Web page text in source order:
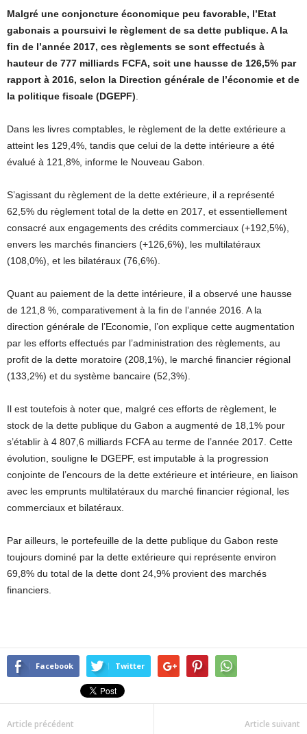
Malgré une conjoncture économique peu favorable, l’Etat
gabonais a poursuivi le règlement de sa dette publique. A la
fin de l’année 2017, ces règlements se sont effectués à
hauteur de 777 milliards FCFA, soit une hausse de 126,5% par
rapport à 2016, selon la Direction générale de l’économie et de
la politique fiscale (DGEPF)
Dans les livres comptables, le règlement de la dette extérieure a
atteint les 129,4%, tandis que celui de la dette intérieure a été
évalué à 121,8%, informe le Nouveau Gabon.
S’agissant du règlement de la dette extérieure, il a représenté
62,5% du règlement total de la dette en 2017, et essentiellement
consacré aux engagements des crédits commerciaux (+192,5%),
envers les marchés financiers (+126,6%), les multilatéraux
(108,0%), et les bilatéraux (76,6%).
Quant au paiement de la dette intérieure, il a observé une hausse
de 121,8 %, comparativement à la fin de l’année 2016. A la
direction générale de l’Economie, l’on explique cette augmentation
par les efforts effectués par l’administration des règlements, au
profit de la dette moratoire (208,1%), le marché financier régional
(133,2%) et du système bancaire (52,3%).
Il est toutefois à noter que, malgré ces efforts de règlement, le
stock de la dette publique du Gabon a augmenté de 18,1% pour
s’établir à 4 807,6 milliards FCFA au terme de l’année 2017. Cette
évolution, souligne le DGEPF, est imputable à la progression
conjointe de l’encours de la dette extérieure et intérieure, en liaison
avec les emprunts multilatéraux du marché financier régional, les
commerciaux et bilatéraux.
Par ailleurs, le portefeuille de la dette publique du Gabon reste
toujours dominé par la dette extérieure qui représente environ
69,8% du total de la dette dont 24,9% provient des marchés
financiers.
Facebook Twitter
Article précédent Article suivant